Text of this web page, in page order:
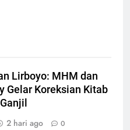
Lirboyo: MHM dan
Gelar Koreksian Kitab
2 hari ago 0